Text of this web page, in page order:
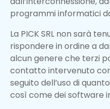
programmi informatici
La PICK SRL non sarà
rispondere in ordine a
alcun genere che terzi
contatto intervenuto
seguito dell’uso di
così come dei software